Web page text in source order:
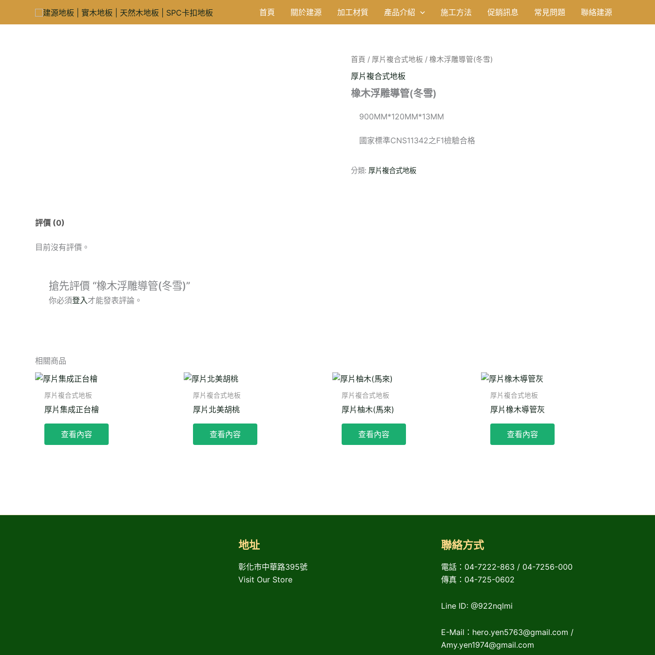
首頁 關於建源 加工材質 產品介紹 施工方法 促銷訊息 常見問題 聯絡建源
首頁 / 厚片複合式地板 / 橡木浮雕導管(冬雪)
厚片複合式地板
橡木浮雕導管(冬雪)
900MM*120MM*13MM
國家標準CNS11342之F1檢驗合格
分類: 厚片複合式地板
評價 (0)
目前沒有評價。
搶先評價 “橡木浮雕導管(冬雪)”
你必須登入才能發表評論。
相關商品
厚片複合式地板
厚片集成正台檜
查看內容
厚片複合式地板
厚片北美胡桃
查看內容
厚片複合式地板
厚片柚木(馬來)
查看內容
厚片複合式地板
厚片橡木導管灰
查看內容
地址
彰化市中華路395號
Visit Our Store
聯絡方式
電話：04-7222-863 / 04-7256-000
傳真：04-725-0602
Line ID: @922nqlmi
E-Mail：hero.yen5763@gmail.com /
Amy.yen1974@gmail.com